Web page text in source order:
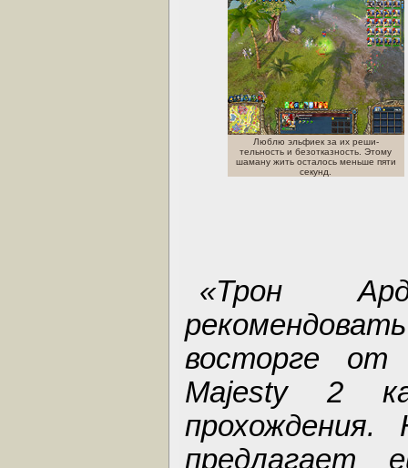
Люблю эльфиек за их реши-
тельность и безотказность. Этому
шаману жить осталось меньше пяти
секунд.
«Трон
восторге от
Majesty 2
предлагает